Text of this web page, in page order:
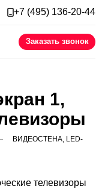
+7 (495) 136-20-44
Заказать звонок
1,
ВИДЕОСТЕНА, LED-